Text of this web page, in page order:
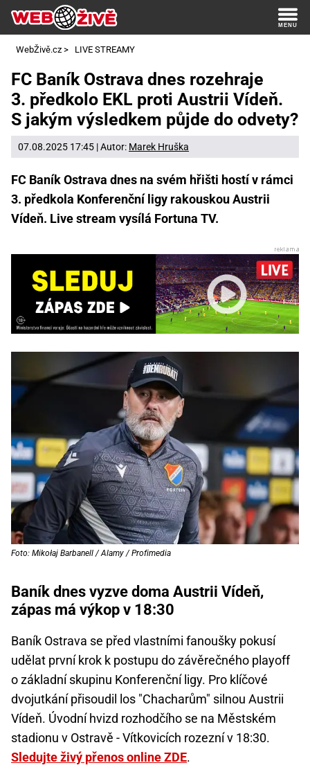
WebŽivě.cz > LIVE STREAMY
FC Baník Ostrava dnes rozehraje
3. předkolo EKL proti Austrii Vídeň.
S jakým výsledkem půjde do odvety?
07.08.2025 17:45 | Autor: Marek Hruška
FC Baník Ostrava dnes na svém hřišti hostí v rámci
3. předkola Konferenční ligy rakouskou Austrii
Vídeň. Live stream vysílá Fortuna TV.
Foto: Mikołaj Barbanell / Alamy / Profimedia
Baník dnes vyzve doma Austrii Vídeň,
zápas má výkop v 18:30
Baník Ostrava se před vlastními fanoušky pokusí
udělat první krok k postupu do závěrečného playoff
o základní skupinu Konferenční ligy. Pro klíčové
dvojutkání přisoudil los "Chacharům" silnou Austrii
Vídeň. Úvodní hvizd rozhodčího se na Městském
stadionu v Ostravě - Vítkovicích rozezní v 18:30.
Sledujte živý přenos online ZDE.